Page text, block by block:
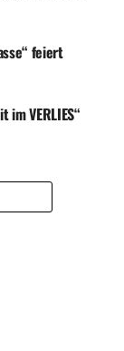
feiert
im VERLIES“